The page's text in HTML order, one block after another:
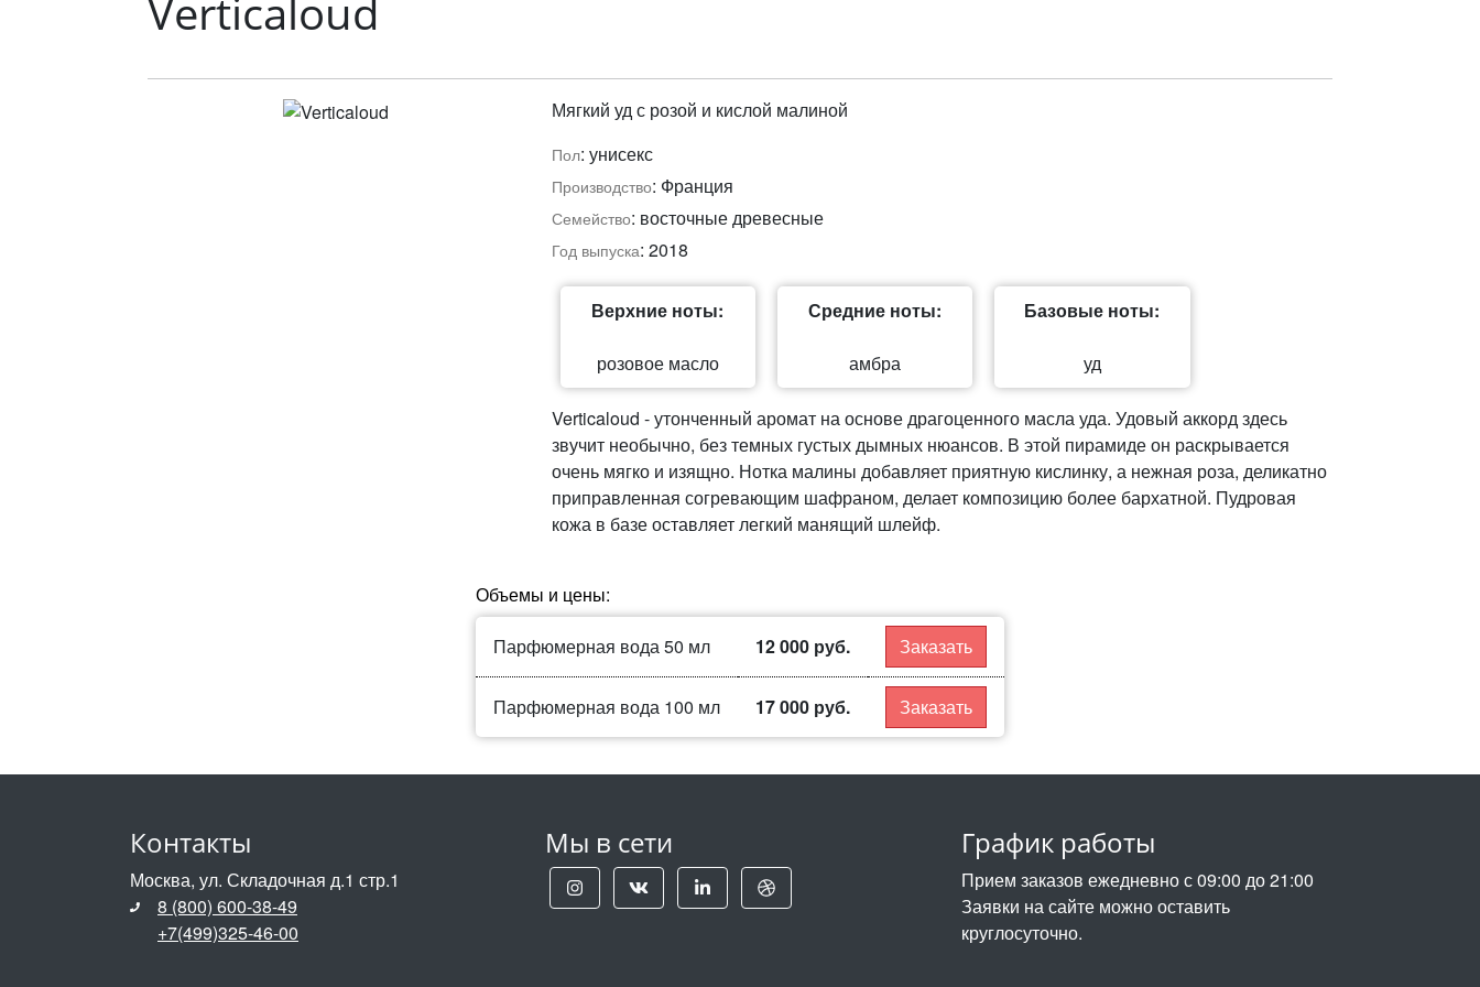
Verticaloud
Мягкий уд с розой и кислой малиной
Пол: унисекс
Производство: Франция
Семейство: восточные древесные
Год выпуска: 2018
Верхние ноты:
розовое масло
Средние ноты:
амбра
Базовые ноты:
уд
Verticaloud - утонченный аромат на основе драгоценного масла уда. Удовый аккорд здесь
звучит необычно, без темных густых дымных нюансов. В этой пирамиде он раскрывается
очень мягко и изящно. Нотка малины добавляет приятную кислинку, а нежная роза, деликатно
приправленная согревающим шафраном, делает композицию более бархатной. Пудровая
кожа в базе оставляет легкий манящий шлейф.
Объемы и цены:
Парфюмерная вода 50 мл 12 000 руб. Заказать
Парфюмерная вода 100 мл 17 000 руб. Заказать
Контакты
Москва, ул. Складочная д.1 стр.1
8 (800) 600-38-49
+7(499)325-46-00
Мы в сети График работы
Прием заказов ежедневно с 09:00 до 21:00
Заявки на сайте можно оставить
круглосуточно.